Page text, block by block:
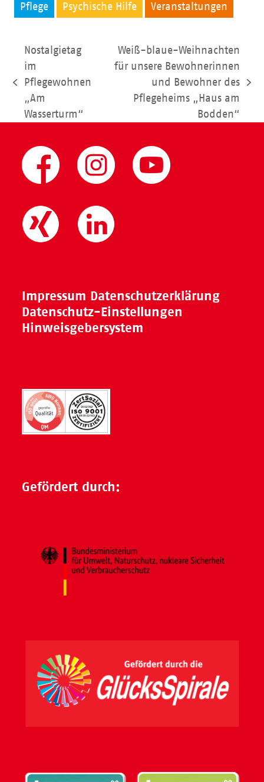
Pflege Psychische Hilfe Veranstaltungen
vorheriger
Beitrag:
Nostalgietag
im
Pflegewohnen
„Am
Wasserturm“
Beitrag:
Weiß-blaue-Weihnachten
für unsere Bewohnerinnen
und Bewohner des
Pflegeheims „Haus am
Bodden“
Impressum Datenschutzerklärung
Datenschutz-Einstellungen
Hinweisgebersystem
Gefördert durch: